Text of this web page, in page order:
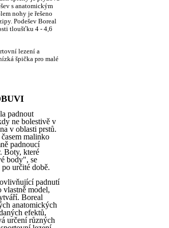
s anatomickým
nohy je řešeno
Podešev Boreal
tloušťku 4 - 4,6
lezení a
špička pro malé
padnout
ne bolestivě v
v oblasti prstů.
malinko
padnoucí
Boty, které
body", se
určité době.
padnutí
vlastně model,
Boreal
anatomických
efektů,
určení různých